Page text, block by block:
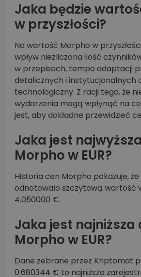
Jaka będzie
w przyszłości?
Na wartość Morpho w
wpływ niezliczona ilość
w przepisach, tempo adaptacji
detalicznych i instytucjonalnych
technologiczny. Z racji tego, że
wydarzenia mogą wpłynąć na
jest, aby dokładne przewidzieć
Jaka jest
Morpho w EUR?
Historia cen Morpho pokazuje,
odnotowało szczytową wartość
4.050000 €.
Jaka jest najniższa
Morpho w EUR?
Dane zebrane przez Kriptomat
0.680344 € to najniższa